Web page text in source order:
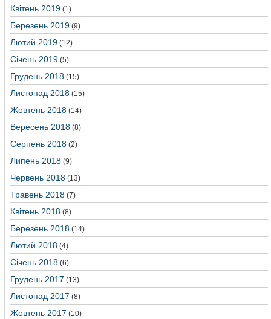
Квітень 2019 (1)
Березень 2019 (9)
Лютий 2019 (12)
Січень 2019 (5)
Грудень 2018 (15)
Листопад 2018 (15)
Жовтень 2018 (14)
Вересень 2018 (8)
Серпень 2018 (2)
Липень 2018 (9)
Червень 2018 (13)
Травень 2018 (7)
Квітень 2018 (8)
Березень 2018 (14)
Лютий 2018 (4)
Січень 2018 (6)
Грудень 2017 (13)
Листопад 2017 (8)
Жовтень 2017 (10)